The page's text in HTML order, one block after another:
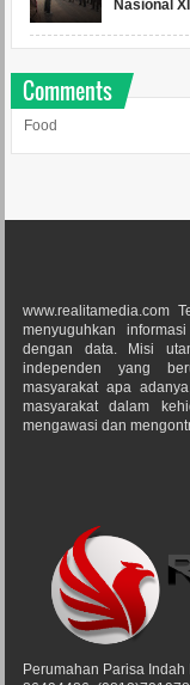
Nasional
Comments
Food
www.realitamedia.com
menyuguhkan
dengan data. Misi
independen yang
masyarakat apa
masyarakat dalam
mengawasi dan
Perumahan Parisa